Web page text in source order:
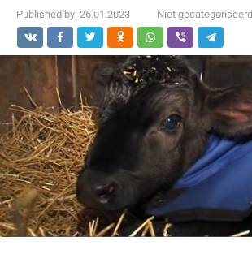
Published by: 26.01.2023 Niet gecategoriseerd